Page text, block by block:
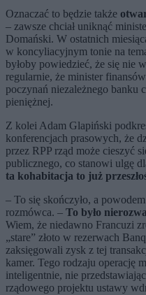
Oznaczać to będzie także
– zawsze chciał uniknąć
Domański. W ostatnich
w koncyliacyjnym tonie na
byłoby powiedzieć, że się nie
regularnie, że minister
poczynań niezależnego banku
pieniężnej.
Z kolei Adam Glapiński
konferencjach prasowych, że
przez RPP rząd może cieszyć
publicznego, co stanowi ulgę
ta kohabitacja to już
– To się skończyło, a
rozmówca. – To było
Wiem, że niedawno Francuzi
„stare” złoto w rezerwach
zaksięgowali zysk z tej
kamer. Tego rodzaju operację
inteligentnie, nie
rządowego projektu ustawy